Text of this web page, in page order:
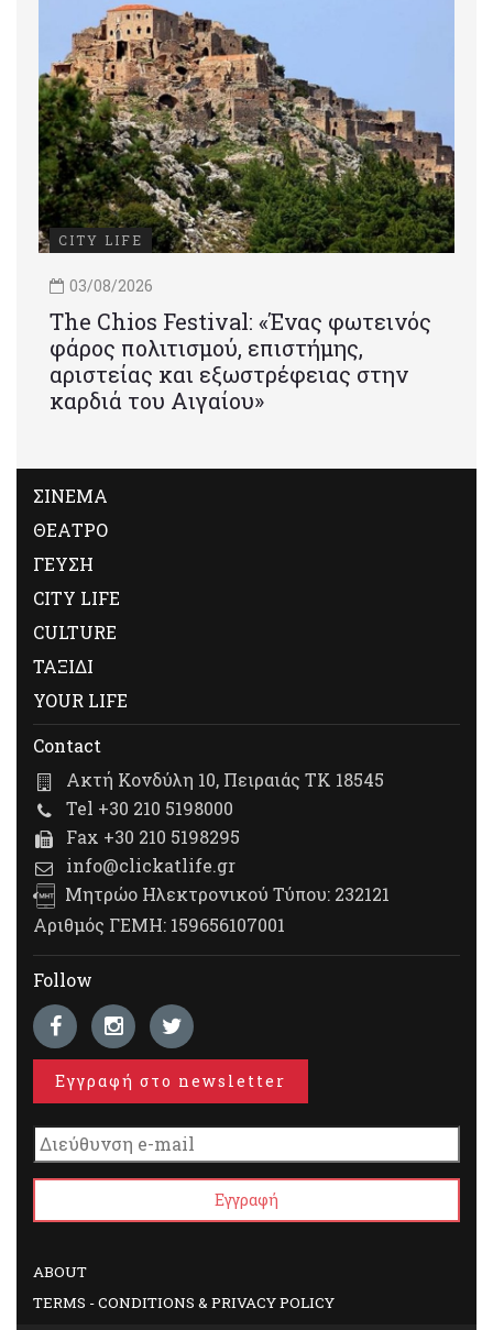
CITY LIFE
03/08/2026
Τhe Chios Festival: «Ένας φωτεινός
φάρος πολιτισμού, επιστήμης,
αριστείας και εξωστρέφειας στην
καρδιά του Αιγαίου»
ΣΙΝΕΜΑ
ΘΕΑΤΡΟ
ΓΕΥΣΗ
CITY LIFE
CULTURE
ΤΑΞΙΔΙ
YOUR LIFE
Contact
Ακτή Κονδύλη 10, Πειραιάς ΤΚ 18545
Tel +30 210 5198000
Fax +30 210 5198295
info@clickatlife.gr
Μητρώο Ηλεκτρονικού Τύπου: 232121
Αριθμός ΓΕΜΗ: 159656107001
Follow
Εγγραφή στο newsletter
ABOUT
TERMS - CONDITIONS & PRIVACY POLICY